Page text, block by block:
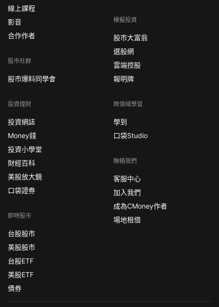
線上課程
影音
合作作者
股市社群
股市爆料同學會
投資理財
投資網誌
Money錢
投資小學堂
財經百科
美股放大鏡
口袋證券
即時股市
台股股市
美股股市
台股ETF
美股ETF
債券
模擬投資
股市大富翁
選股網
雲端控股
報明牌
跨領域學習
學到
口袋Studio
聯絡我們
客服中心
加入我們
成為CMoney作者
場地租借